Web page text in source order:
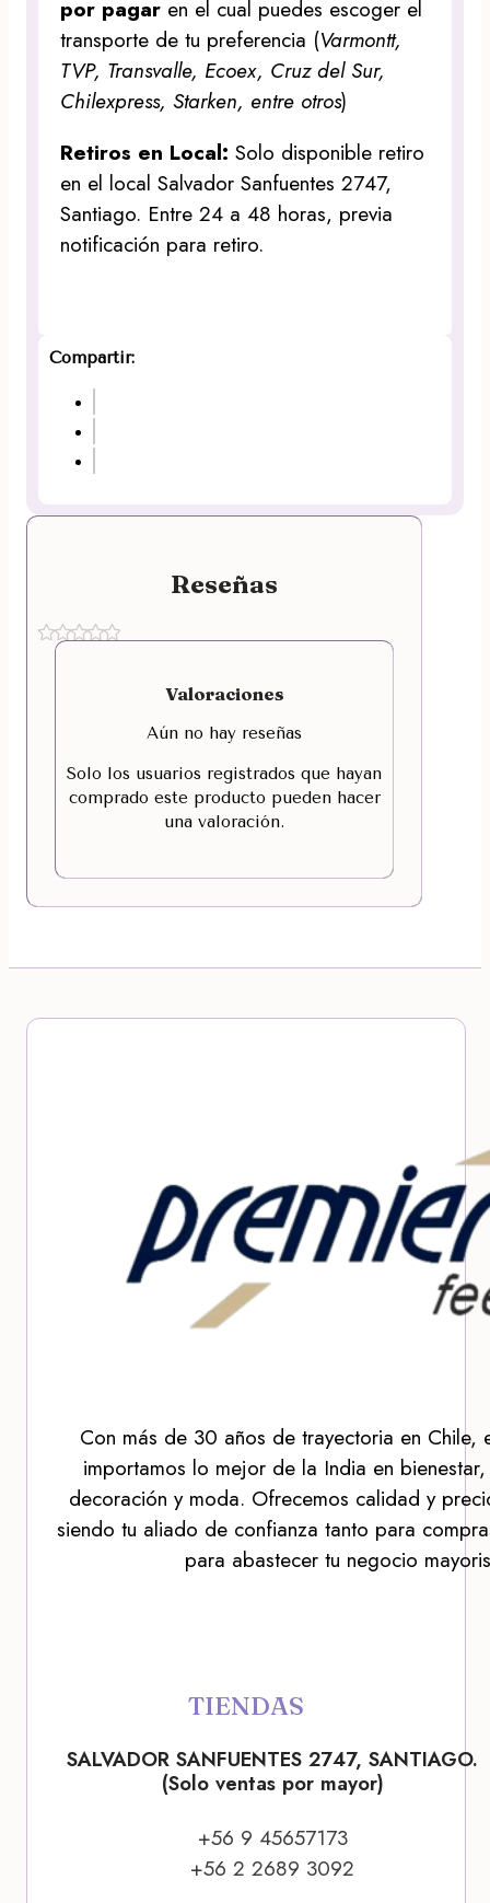
por pagar en el cual puedes escoger el
transporte de tu preferencia (Varmontt,
TVP, Transvalle, Ecoex, Cruz del Sur,
Chilexpress, Starken, entre otros)
Retiros en Local:Solo disponible retiro
en el local Salvador Sanfuentes 2747,
Santiago. Entre 24 a 48 horas, previa
notificación para retiro.
Compartir:
Reseñas
Valoraciones
Aún no hay reseñas
Solo los usuarios registrados que hayan
comprado este producto pueden hacer
una valoración.
Con más de 30 años de trayectoria en Chile,
importamos lo mejor de la India en
decoración y moda. Ofrecemos calidad y
siendo tu aliado de confianza tanto para
para abastecer tu negocio
TIENDAS
SALVADOR SANFUENTES 2747, SANTIAGO.
(Solo ventas por mayor)
+56 9 45657173
+56 2 2689 3092